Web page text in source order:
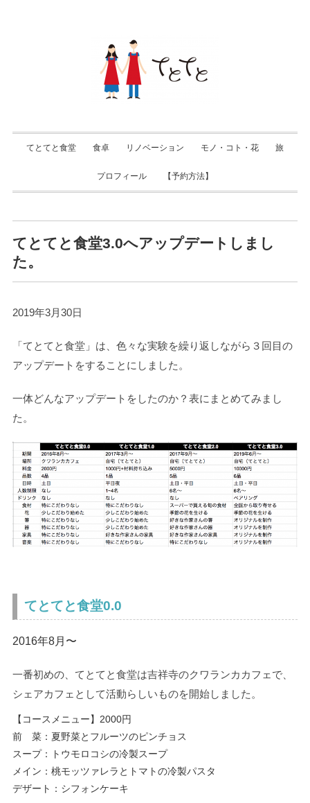
てとてと食堂 食卓 リノベーション モノ・コト・花 旅
プロフィール 【予約方法】
てとてと食堂3.0へアップデートしまし
た。
2019年3月30日
「てとてと食堂」は、色々な実験を繰り返しながら３回目の
アップデートをすることにしました。
一体どんなアップデートをしたのか？表にまとめてみまし
た。
てとてと食堂0.0
2016年8月〜
一番初めの、てとてと食堂は吉祥寺のクワランカカフェで、
シェアカフェとして活動らしいものを開始しました。
【コースメニュー】2000円
前 菜：夏野菜とフルーツのピンチョス
スープ：トウモロコシの冷製スープ
メイン：桃モッツァレラとトマトの冷製パスタ
デザート：シフォンケーキ